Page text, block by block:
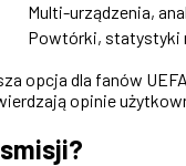
Multi-urządzenia,
Powtórki, statystyki
opcja dla fanów
opinie